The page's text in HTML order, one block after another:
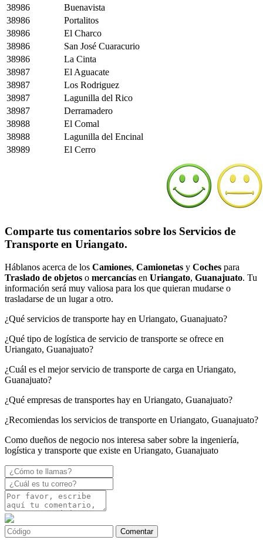
38986
Buenavista
38986
Portalitos
38986
El Charco
38986
San José Cuaracurio
38986
La Cinta
38987
El Aguacate
38987
Los Rodriguez
38987
Lagunilla del Rico
38987
Derramadero
38988
El Comal
38988
Lagunilla del Encinal
38989
El Cerro
Comparte tus comentarios sobre los Servicios de
Transporte en Uriangato.
Háblanos acerca de los Camiones, Camionetas y Coches para
Traslado de objetos o mercancías en Uriangato, Guanajuato. Tu
información será muy valiosa para los que quieran mudarse o
trasladarse de un lugar a otro.
¿Qué servicios de transporte hay en Uriangato, Guanajuato?
¿Qué tipo de logística de servicio de transporte se ofrece en
Uriangato, Guanajuato?
¿Cuál es el mejor servicio de transporte de carga en Uriangato,
Guanajuato?
¿Qué empresas de transportes hay en Uriangato, Guanajuato?
¿Recomiendas los servicios de transporte en Uriangato, Guanajuato?
Como dueños de negocio nos interesa saber sobre la ingeniería,
logística y transporte que existe en Uriangato, Guanajuato